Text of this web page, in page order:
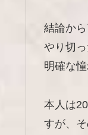
結論か
やり切
明確な
本人は
すが、